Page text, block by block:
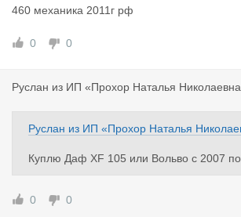
460 механика 2011г рф
0 0
Руслан из ИП «Прохор Наталья
Руслан из ИП «Прохор Наталья
Куплю Даф XF 105 или Вольво c 2007
0 0